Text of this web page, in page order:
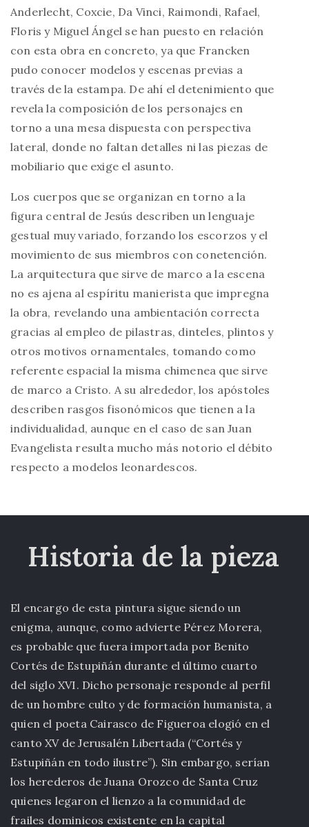
Anderlecht, Coxcie, Da Vinci, Raimondi, Rafael,
Floris y Miguel Ángel se han puesto en relación
con esta obra en concreto, ya que Francken
pudo conocer modelos y escenas previas a
través de la estampa. De ahí el detenimiento que
revela la composición de los personajes en
torno a una mesa dispuesta con perspectiva
lateral, donde no faltan detalles ni las piezas de
mobiliario que exige el asunto.
Los cuerpos que se organizan en torno a la
figura central de Jesús describen un lenguaje
gestual muy variado, forzando los escorzos y el
movimiento de sus miembros con conetención.
La arquitectura que sirve de marco a la escena
no es ajena al espíritu manierista que impregna
la obra, revelando una ambientación correcta
gracias al empleo de pilastras, dinteles, plintos y
otros motivos ornamentales, tomando como
referente espacial la misma chimenea que sirve
de marco a Cristo. A su alrededor, los apóstoles
describen rasgos fisonómicos que tienen a la
individualidad, aunque en el caso de san Juan
Evangelista resulta mucho más notorio el débito
respecto a modelos leonardescos.
Historia de la pieza
El encargo de esta pintura sigue siendo un
enigma, aunque, como advierte Pérez Morera,
es probable que fuera importada por Benito
Cortés de Estupiñán durante el último cuarto
del siglo XVI. Dicho personaje responde al perfil
de un hombre culto y de formación humanista, a
quien el poeta Cairasco de Figueroa elogió en el
canto XV de Jerusalén Libertada (“Cortés y
Estupiñán en todo ilustre”). Sin embargo, serían
los herederos de Juana Orozco de Santa Cruz
quienes legaron el lienzo a la comunidad de
frailes dominicos existente en la capital